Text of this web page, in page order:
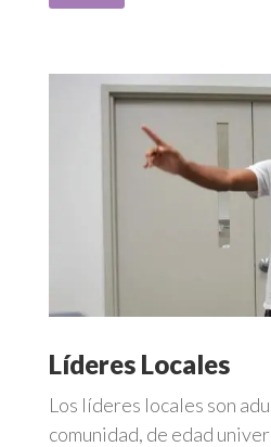
Líderes Locales
Los líderes locales son
comunidad, de edad